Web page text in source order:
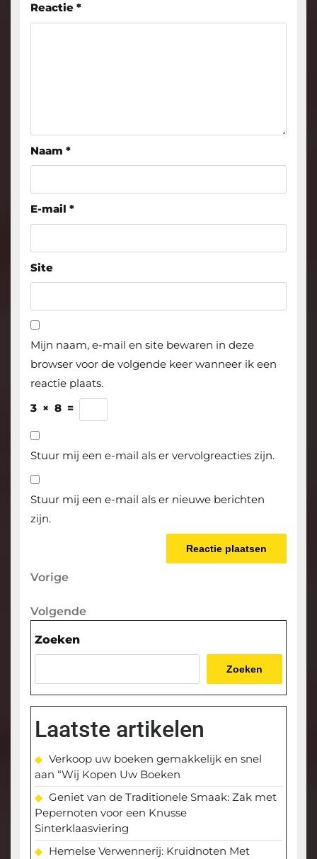
Reactie *
Naam *
E-mail *
Site
Mijn naam, e-mail en site bewaren in deze
browser voor de volgende keer wanneer ik een
reactie plaats.
3 × 8 =
Stuur mij een e-mail als er vervolgreacties zijn.
Stuur mij een e-mail als er nieuwe berichten
zijn.
Berichtnavigatie
Vorige
Vorige
Volgende
Volgende
Zoeken
Zoeken
Laatste artikelen
Verkoop uw boeken gemakkelijk en snel
aan “Wij Kopen Uw Boeken
Geniet van de Traditionele Smaak: Zak met
Pepernoten voor een Knusse
Sinterklaasviering
Hemelse Verwennerij: Kruidnoten Met